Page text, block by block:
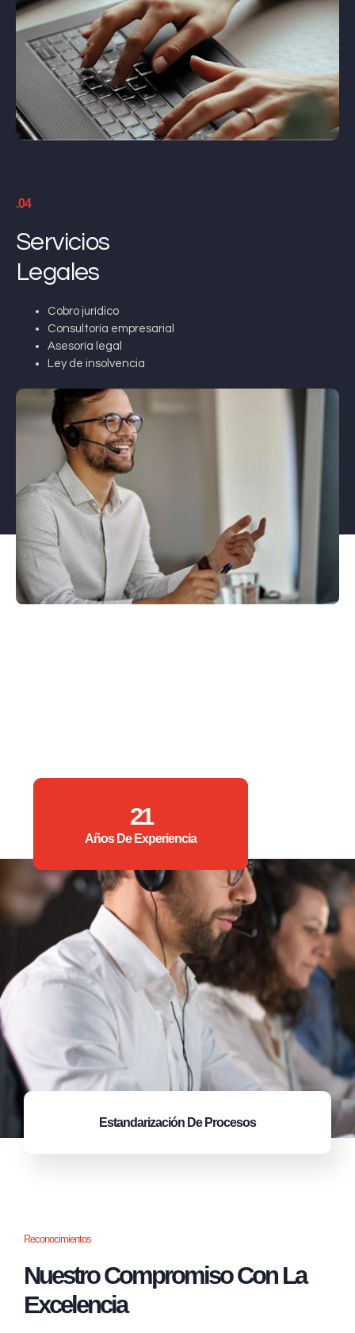
.04
Servicios
Legales
Cobro jurídico
Consultoría empresarial
Asesoría legal
Ley de insolvencia
21
Años De Experiencia
Estandarización De Procesos
Reconocimientos
Nuestro Compromiso Con La
Excelencia